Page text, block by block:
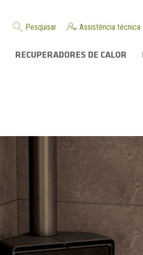
Pesquisar Assistência técnica
RECUPERADORES DE CALOR